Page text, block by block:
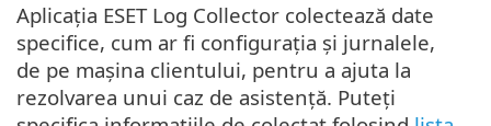
Aplicația ESET Log Collector colectează date
specifice, cum ar fi configurația și jurnalele,
de pe mașina clientului, pentru a ajuta la
rezolvarea unui caz de asistență. Puteți